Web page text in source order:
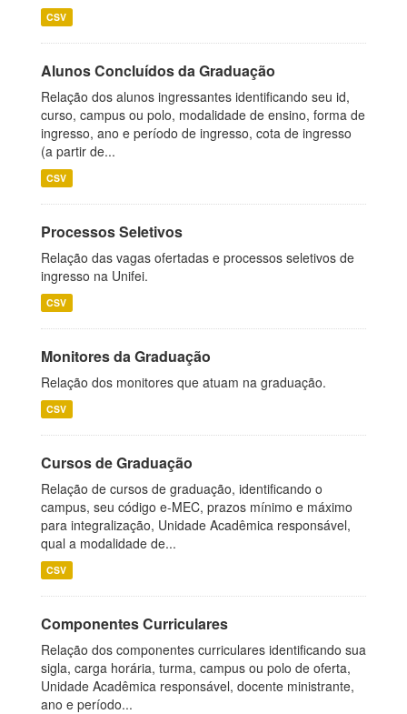
CSV
Alunos Concluídos da Graduação
Relação dos alunos ingressantes identificando seu id,
curso, campus ou polo, modalidade de ensino, forma de
ingresso, ano e período de ingresso, cota de ingresso
(a partir de...
CSV
Processos Seletivos
Relação das vagas ofertadas e processos seletivos de
ingresso na Unifei.
CSV
Monitores da Graduação
Relação dos monitores que atuam na graduação.
CSV
Cursos de Graduação
Relação de cursos de graduação, identificando o
campus, seu código e-MEC, prazos mínimo e máximo
para integralização, Unidade Acadêmica responsável,
qual a modalidade de...
CSV
Componentes Curriculares
Relação dos componentes curriculares identificando sua
sigla, carga horária, turma, campus ou polo de oferta,
Unidade Acadêmica responsável, docente ministrante,
ano e período...